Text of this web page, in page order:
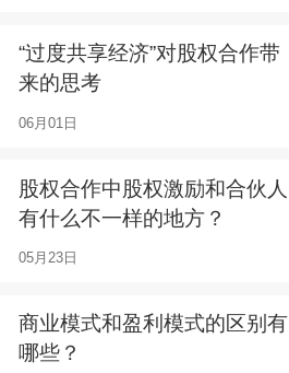
“过度共享经济”对股权合作带
来的思考
06月01日
股权合作中股权激励和合伙人
有什么不一样的地方？
05月23日
商业模式和盈利模式的区别有
哪些？